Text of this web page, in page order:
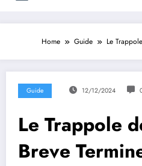
Home Guide Le
Guide 12/12/2024
Le Trappole
Breve